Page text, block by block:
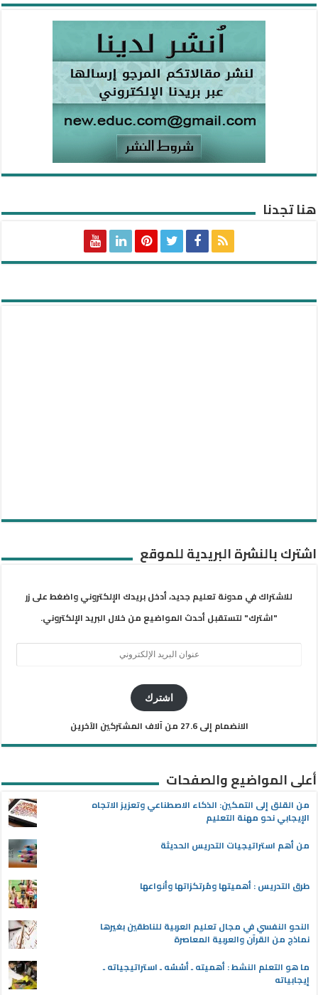
هنا تجدنا
اشترك بالنشرة البريدية للموقع
للاشتراك في مدونة تعليم جديد، أدخل بريدك الإلكتروني واضغط على زر
"اشترك" لتستقبل أحدث المواضيع من خلال البريد الإلكتروني.
اشترك
الانضمام إلى 27.6 من آلاف المشتركين الآخرين
أعلى المواضيع والصفحات
من القلق إلى التمكين: الذكاء الاصطناعي وتعزيز الاتجاه
الإيجابي نحو مهنة التعليم
من أهم استراتيجيات التدريس الحديثة
طرق التدريس : أهميتها ومُرتكزاتها وأنواعها
النحو النفسي في مجال تعليم العربية للناطقين بغيرها
نماذج من القرآن والعربية المعاصرة
ما هو التعلم النشط : أهميته ـ أسُسُه ـ استراتيجياته ـ
إيجابياته